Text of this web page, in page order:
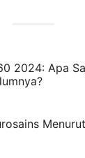
2024: Apa